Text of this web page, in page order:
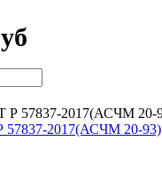
57837-2017(АСЧМ 20-93)